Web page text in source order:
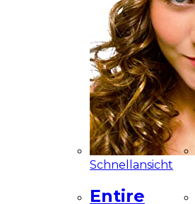
Schnellansicht
Entire